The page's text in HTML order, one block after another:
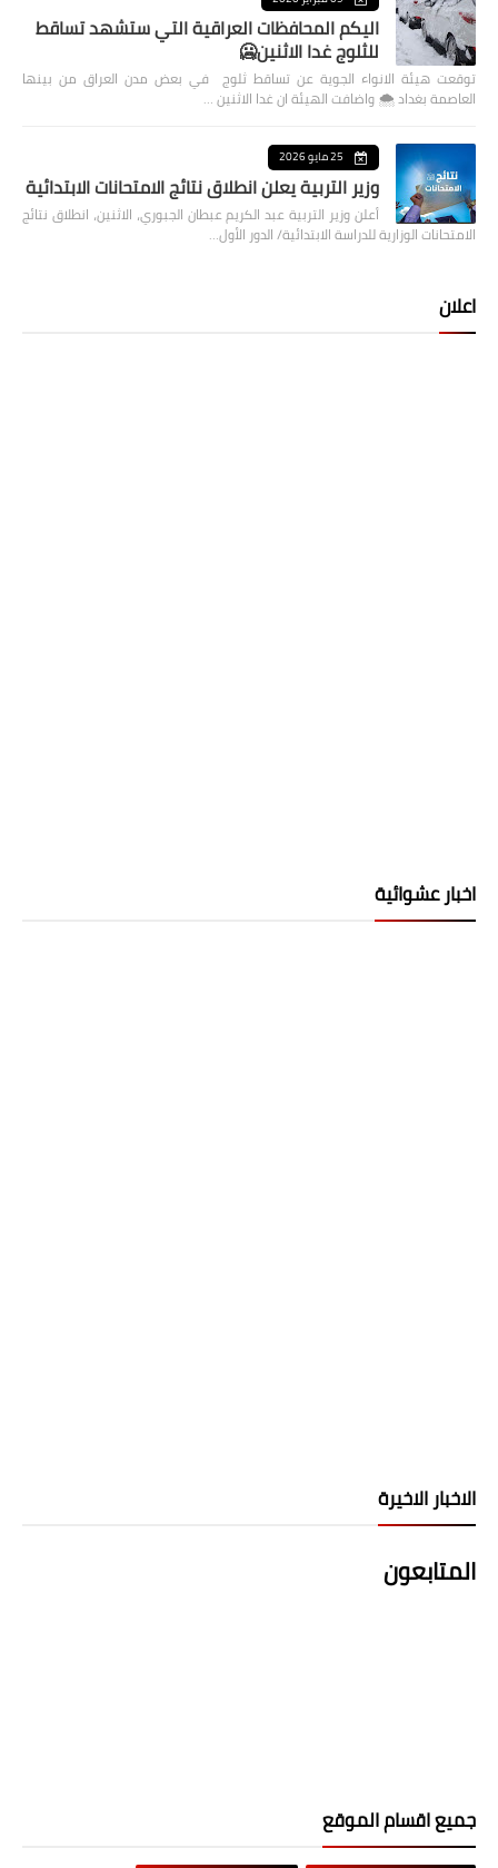
اليكم المحافظات العراقية التي ستشهد تساقط
للثلوج غدا الاثنين🥶
توقعت هيئة الانواء الجوية عن تساقط ثلوج في بعض مدن العراق من بينها
العاصمة بغداد ⁦🌨️⁩ واضافت الهيئة ان غدا الاثنين …
25 مايو 2026
وزير التربية يعلن انطلاق نتائج الامتحانات الابتدائية
أعلن وزير التربية عبد الكريم عبطان الجبوري، الاثنين، انطلاق نتائج
الامتحانات الوزارية للدراسة الابتدائية/ الدور الأول…
اعلان
اخبار عشوائية
الاخبار الاخيرة
المتابعون
جميع اقسام الموقع